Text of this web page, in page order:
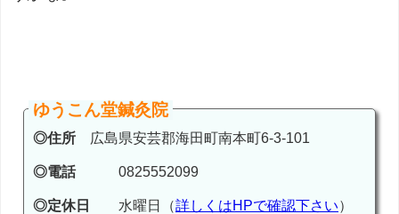
ゆうこん堂鍼灸院
◎住所 広島県安芸郡海田町南本町6-3-101
◎電話0825552099
◎定休日 水曜日（詳しくはHPで確認下さい）